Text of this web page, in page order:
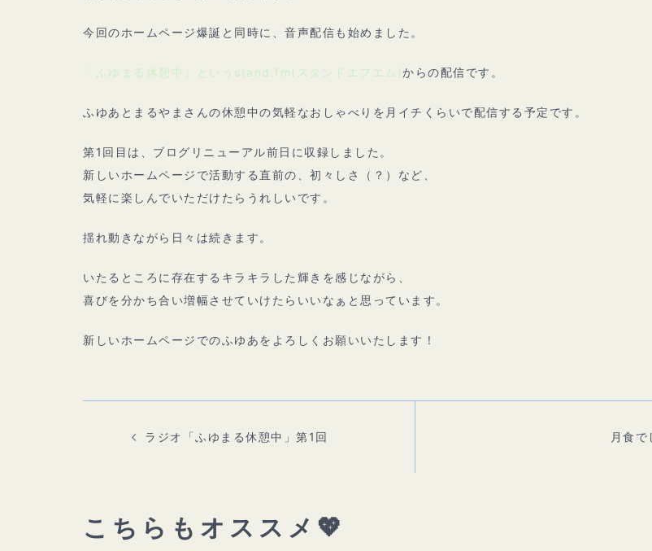
今回のホームページ爆誕と同時に、音声配信も始めました。
「ふゆまる休憩中」というstand.fm(スタンドエフエム)からの配信です。
ふゆあとまるやまさんの休憩中の気軽なおしゃべりを月イチくらいで配信する予定です。
第1回目は、ブログリニューアル前日に収録しました。
新しいホームページで活動する直前の、初々しさ（？）など、
気軽に楽しんでいただけたらうれしいです。
揺れ動きながら日々は続きます。
いたるところに存在するキラキラした輝きを感じながら、
喜びを分かち合い増幅させていけたらいいなぁと思っています。
新しいホームページでのふゆあをよろしくお願いいたします！
投
ラジオ「ふゆまる休憩中」第1回 月食で
こちらもオススメ💖